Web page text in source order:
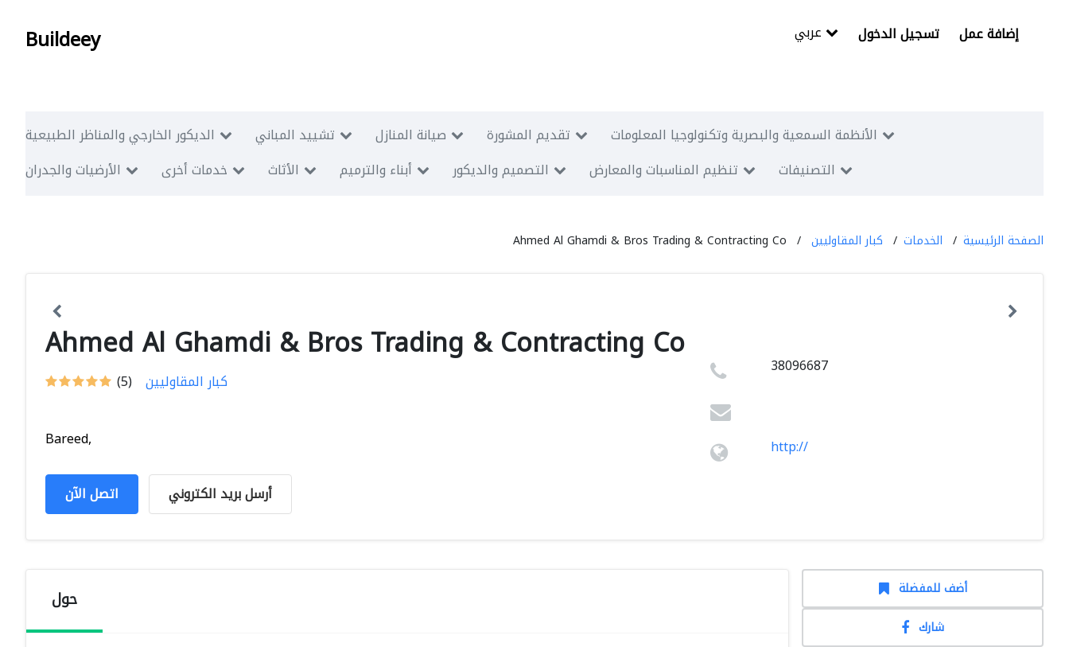
Buildeey تسجيل الدخول إضافة عمل
الديكور الخارجي والمناظر الطبيعية تشييد المباني صيانة المنازل تقديم المشورة
الأنظمة السمعية والبصرية وتكنولوجيا المعلومات
الأرضيات والجدران
خدمات أخرى الأثاث أبناء والترميم التصميم والديكور تنظيم المناسبات والمعارض التصنيفات
الصفحة الرئيسية الخدمات كبار المقاوليين Ahmed Al Ghamdi & Bros Trading & Contracting Co
Ahmed Al Ghamdi & Bros Trading & Contracting Co
(5) كبار المقاوليين
Bareed,
اتصل الآن أرسل بريد الكتروني
38096687
http://
حول
أضف للمفضلة
شارك